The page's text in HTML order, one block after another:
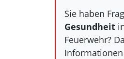
Sie haben
Gesundheit
Feuerwehr?